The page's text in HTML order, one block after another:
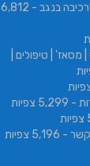
בנגב
- 6,812
| טיפולים |
- 5,299 צפיות
קשר - 5,196 צפיות